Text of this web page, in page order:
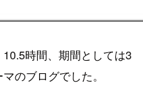
時間、期間としては3
のブログでした。